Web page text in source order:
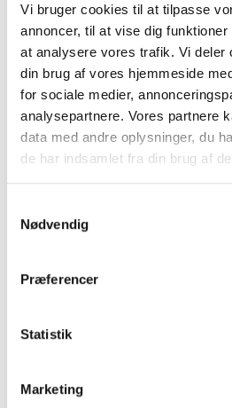
Vi bruger cookies til at tilpasse
annoncer, til at vise dig
at analysere vores trafik. Vi deler
din brug af vores hjemmeside
for sociale medier,
analysepartnere. Vores partnere
data med andre oplysninger, du
de har indsamlet fra din brug af
Nødvendig
Præferencer
Statistik
Marketing
blomsterarrangement i en rød vase
lodrette linjer. Blomsterne i blå, gul,
livlig kontrast til vasens varme røde
baggrund. Motivet har et grafisk
udtryk, der tilfører et friskt pust til
en del af Blooms in Red-serien og
med No. 01, men kan også
YDERLIGERE INFORMATION
STØRRELSE